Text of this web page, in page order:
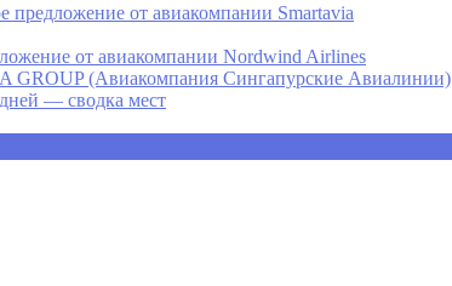
от авиакомпании Smartavia
от авиакомпании Nordwind Airlines
(Авиакомпания Сингапурские Авиалинии)
— сводка мест